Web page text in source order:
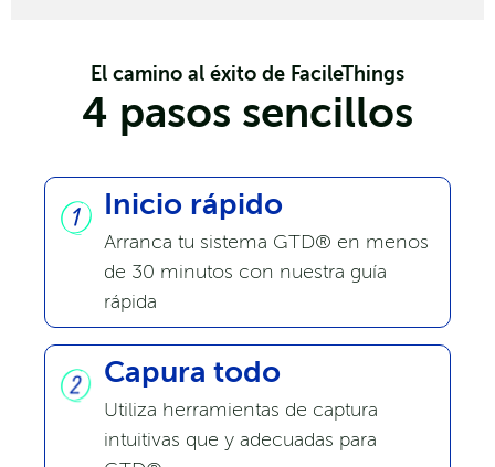
El camino al éxito de FacileThings
4 pasos sencillos
Inicio rápido
Arranca tu sistema GTD® en menos
de 30 minutos con nuestra guía
rápida
Capura todo
Utiliza herramientas de captura
intuitivas que y adecuadas para